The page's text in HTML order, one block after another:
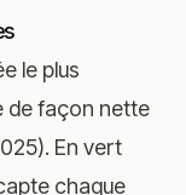
le plus
de façon nette
En vert
chaque